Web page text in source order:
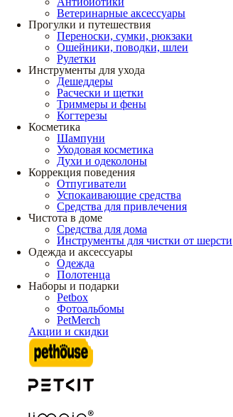
Ветеринарные аксессуары
Прогулки и путешествия
Переноски, сумки, рюкзаки
Ошейники, поводки, шлеи
Рулетки
Инструменты для ухода
Дешеддеры
Расчески и щетки
Триммеры и фены
Когтерезы
Косметика
Шампуни
Уходовая косметика
Духи и одеколоны
Коррекция поведения
Отпугиватели
Успокаивающие средства
Средства для привлечения
Чистота в доме
Средства для дома
Инструменты для чистки от шерсти
Одежда и аксессуары
Одежда
Полотенца
Наборы и подарки
Petbox
Фотоальбомы
PetMerch
Акции и скидки